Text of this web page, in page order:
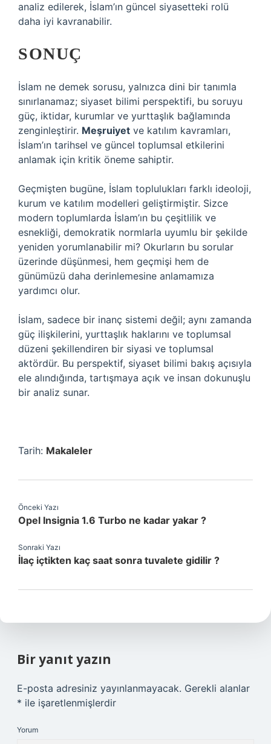
analiz edilerek, İslam’ın güncel siyasetteki rolü
daha iyi kavranabilir.
SONUÇ
İslam ne demek sorusu, yalnızca dini bir tanımla
sınırlanamaz; siyaset bilimi perspektifi, bu soruyu
güç, iktidar, kurumlar ve yurttaşlık bağlamında
zenginleştirir. Meşruiyet ve katılım kavramları,
İslam’ın tarihsel ve güncel toplumsal etkilerini
anlamak için kritik öneme sahiptir.
Geçmişten bugüne, İslam toplulukları farklı ideoloji,
kurum ve katılım modelleri geliştirmiştir. Sizce
modern toplumlarda İslam’ın bu çeşitlilik ve
esnekliği, demokratik normlarla uyumlu bir şekilde
yeniden yorumlanabilir mi? Okurların bu sorular
üzerinde düşünmesi, hem geçmişi hem de
günümüzü daha derinlemesine anlamamıza
yardımcı olur.
İslam, sadece bir inanç sistemi değil; aynı zamanda
güç ilişkilerini, yurttaşlık haklarını ve toplumsal
düzeni şekillendiren bir siyasi ve toplumsal
aktördür. Bu perspektif, siyaset bilimi bakış açısıyla
ele alındığında, tartışmaya açık ve insan dokunuşlu
bir analiz sunar.
Tarih: Makaleler
Önceki Yazı
Opel Insignia 1.6 Turbo ne kadar yakar ?
Sonraki Yazı
İlaç içtikten kaç saat sonra tuvalete gidilir ?
Bir yanıt yazın
E-posta adresiniz yayınlanmayacak. Gerekli alanlar
* ile işaretlenmişlerdir
Yorum